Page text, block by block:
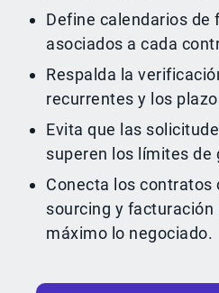
Define calendarios de
asociados a cada
Respalda la
recurrentes y los
Evita que las
superen los límites de
Conecta los contratos
sourcing y facturación
máximo lo negociado.